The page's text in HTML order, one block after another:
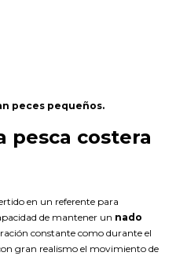
peces pequeños.
pesca costera
en un referente para
de mantener un nado
constante como durante el
gran realismo el movimiento de